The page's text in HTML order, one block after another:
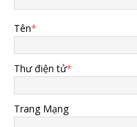
Tên*
Thư điện tử*
Trang Mạng